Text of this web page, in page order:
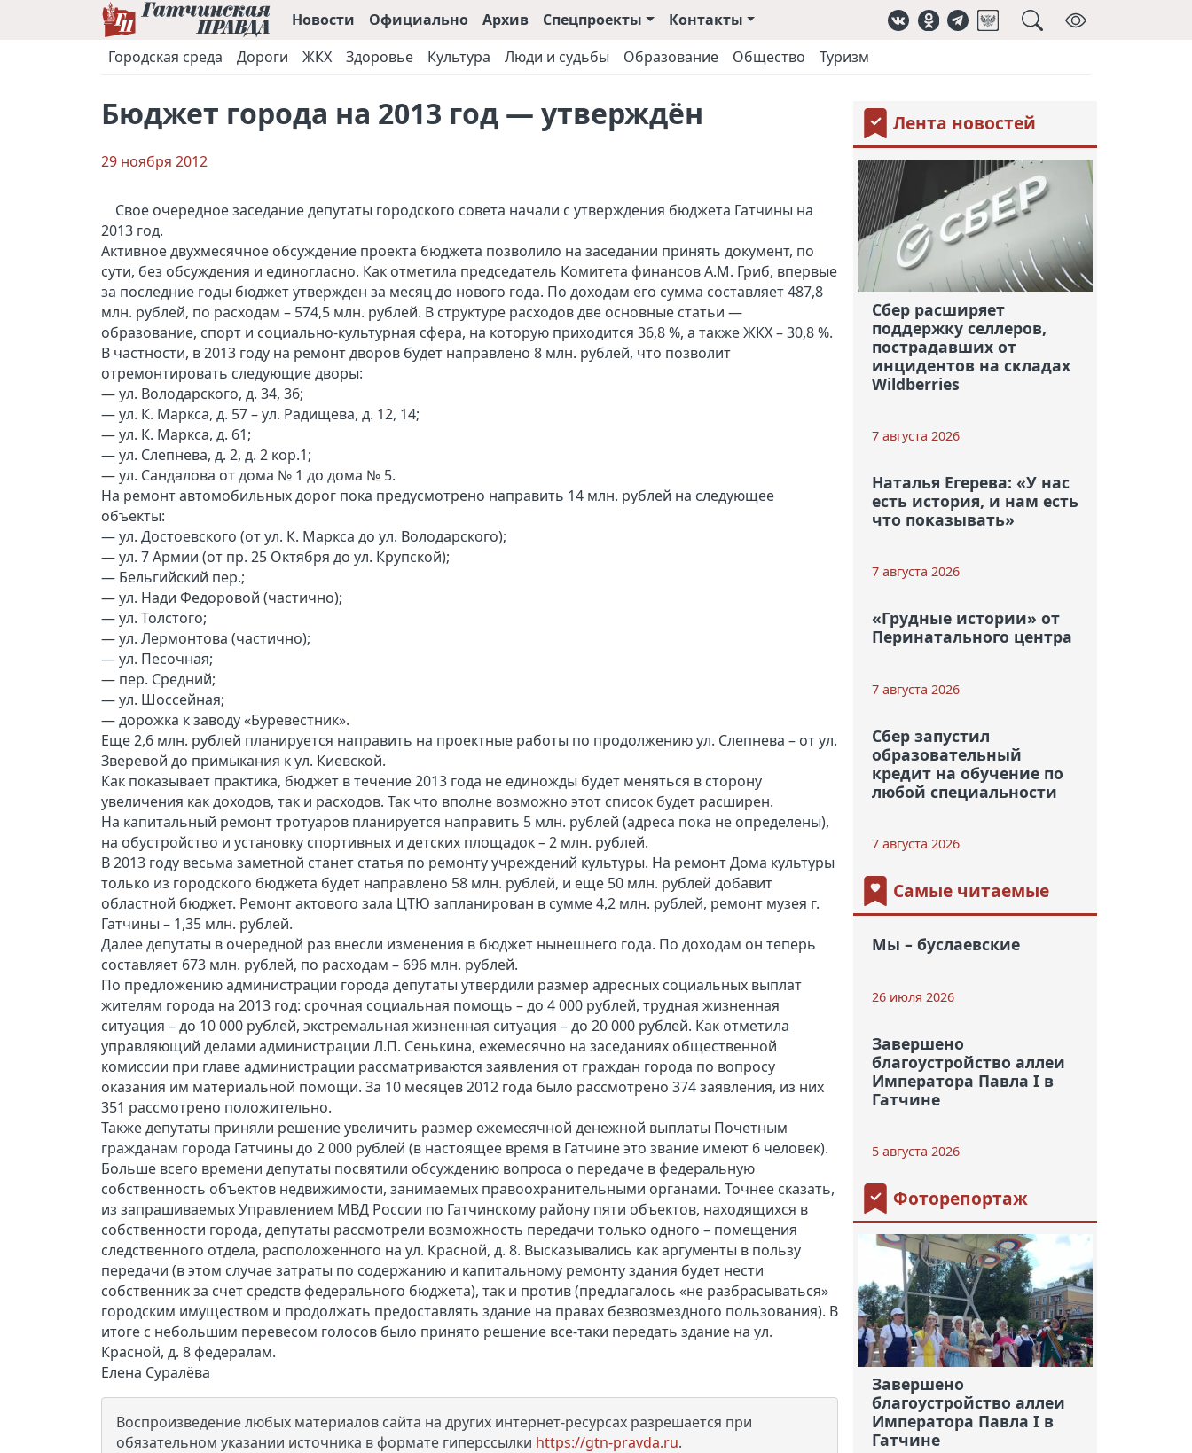
Новости Официально Архив Спецпроекты
Контакты
Городская среда
Дороги ЖКХ Здоровье Культура Люди и судьбы Образование Общество Туризм
Бюджет города на 2013 год — утверждён
29 ноября 2012
Свое очередное заседание депутаты городского совета начали с утверждения бюджета Гатчины на
2013 год.
Активное двухмесячное обсуждение проекта бюджета позволило на заседании принять документ, по
сути, без обсуждения и единогласно. Как отметила председатель Комитета финансов А.М. Гриб, впервые
за последние годы бюджет утвержден за месяц до нового года. По доходам его сумма составляет 487,8
млн. рублей, по расходам – 574,5 млн. рублей. В структуре расходов две основные статьи —
образование, спорт и социально-культурная сфера, на которую приходится 36,8 %, а также ЖКХ – 30,8 %.
В частности, в 2013 году на ремонт дворов будет направлено 8 млн. рублей, что позволит
отремонтировать следующие дворы:
— ул. Володарского, д. 34, 36;
— ул. К. Маркса, д. 57 – ул. Радищева, д. 12, 14;
— ул. К. Маркса, д. 61;
— ул. Слепнева, д. 2, д. 2 кор.1;
— ул. Сандалова от дома № 1 до дома № 5.
На ремонт автомобильных дорог пока предусмотрено направить 14 млн. рублей на следующее
объекты:
— ул. Достоевского (от ул. К. Маркса до ул. Володарского);
— ул. 7 Армии (от пр. 25 Октября до ул. Крупской);
— Бельгийский пер.;
— ул. Нади Федоровой (частично);
— ул. Толстого;
— ул. Лермонтова (частично);
— ул. Песочная;
— пер. Средний;
— ул. Шоссейная;
— дорожка к заводу «Буревестник».
Еще 2,6 млн. рублей планируется направить на проектные работы по продолжению ул. Слепнева – от ул.
Зверевой до примыкания к ул. Киевской.
Как показывает практика, бюджет в течение 2013 года не единожды будет меняться в сторону
увеличения как доходов, так и расходов. Так что вполне возможно этот список будет расширен.
На капитальный ремонт тротуаров планируется направить 5 млн. рублей (адреса пока не определены),
на обустройство и установку спортивных и детских площадок – 2 млн. рублей.
В 2013 году весьма заметной станет статья по ремонту учреждений культуры. На ремонт Дома культуры
только из городского бюджета будет направлено 58 млн. рублей, и еще 50 млн. рублей добавит
областной бюджет. Ремонт актового зала ЦТЮ запланирован в сумме 4,2 млн. рублей, ремонт музея г.
Гатчины – 1,35 млн. рублей.
Далее депутаты в очередной раз внесли изменения в бюджет нынешнего года. По доходам он теперь
составляет 673 млн. рублей, по расходам – 696 млн. рублей.
По предложению администрации города депутаты утвердили размер адресных социальных выплат
жителям города на 2013 год: срочная социальная помощь – до 4 000 рублей, трудная жизненная
ситуация – до 10 000 рублей, экстремальная жизненная ситуация – до 20 000 рублей. Как отметила
управляющий делами администрации Л.П. Сенькина, ежемесячно на заседаниях общественной
комиссии при главе администрации рассматриваются заявления от граждан города по вопросу
оказания им материальной помощи. За 10 месяцев 2012 года было рассмотрено 374 заявления, из них
351 рассмотрено положительно.
Также депутаты приняли решение увеличить размер ежемесячной денежной выплаты Почетным
гражданам города Гатчины до 2 000 рублей (в настоящее время в Гатчине это звание имеют 6 человек).
Больше всего времени депутаты посвятили обсуждению вопроса о передаче в федеральную
собственность объектов недвижимости, занимаемых правоохранительными органами. Точнее сказать,
из запрашиваемых Управлением МВД России по Гатчинскому району пяти объектов, находящихся в
собственности города, депутаты рассмотрели возможность передачи только одного – помещения
следственного отдела, расположенного на ул. Красной, д. 8. Высказывались как аргументы в пользу
передачи (в этом случае затраты по содержанию и капитальному ремонту здания будет нести
собственник за счет средств федерального бюджета), так и против (предлагалось «не разбрасываться»
городским имуществом и продолжать предоставлять здание на правах безвозмездного пользования). В
итоге с небольшим перевесом голосов было принято решение все-таки передать здание на ул.
Красной, д. 8 федералам.
Елена Суралёва
Воспроизведение любых материалов сайта на других интернет-ресурсах разрешается при
обязательном указании источника в формате гиперссылки https://gtn-pravda.ru.
Лента новостей
Сбер расширяет
поддержку селлеров,
пострадавших от
инцидентов на складах
Wildberries
7 августа 2026
Наталья Егерева: «У нас
есть история, и нам есть
что показывать»
7 августа 2026
«Грудные истории» от
Перинатального центра
7 августа 2026
Сбер запустил
образовательный
кредит на обучение по
любой специальности
7 августа 2026
Самые читаемые
Мы – буслаевские
26 июля 2026
Завершено
благоустройство аллеи
Императора Павла I в
Гатчине
5 августа 2026
Фоторепортаж
Завершено
благоустройство аллеи
Императора Павла I в
Гатчине